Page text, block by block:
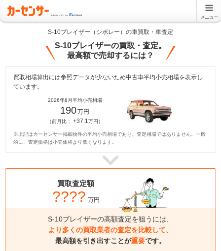
メニュー
S-10ブレイザー（シボレー）の車買取・車査定
S-10ブレイザーの買取・査定。
最高額で売却するには？
買取相場算出には参照データが少ないため中古車平均小売相場を表示し
ています。
2026年8月平均小売相場
190万円
（前月比： +37.1万円）
※上記はカーセンサー掲載物件の平均小売相場であり、査定相場ではありません。一般
的に、査定価格は小売価格より低くなります。
買取査定額
???? 万円
S-10ブレイザーの高額査定を狙うには、
より多くの買取業者の査定を比較して、
最高額を引き出すことが重要です。